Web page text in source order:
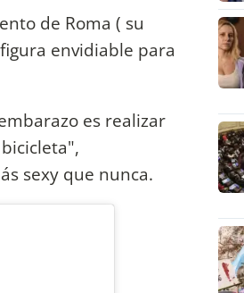
de Roma ( su
envidiable para
es realizar
sexy que nunca.